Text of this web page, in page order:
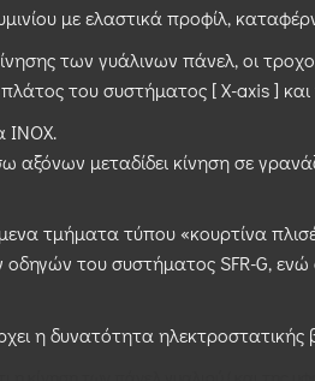
με ελαστικά προφίλ,
των γυάλινων πάνελ, οι
του συστήματος [ X-axis ]
INOX.
μεταδίδει κίνηση σε
τμήματα τύπου «κουρτίνα
του συστήματος SFR-G,
η δυνατότητα